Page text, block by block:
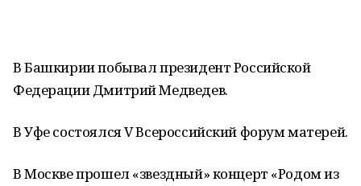
В Башкирии побывал президент Российской
Федерации Дмитрий Медведев.
В Уфе состоялся V Всероссийский форум матерей.
В Москве прошел «звездный» концерт «Родом из